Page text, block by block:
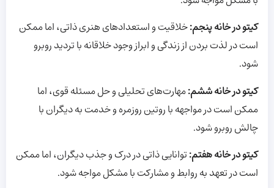
کیتو در خانه پنجم:خلاقیت و استعدادهای هنری ذاتی، اما ممکن
است در لذت بردن از زندگی و ابراز وجود خلاقانه با تردید روبرو
شود.
کیتو در خانه ششم:مهارت‌های تحلیلی و حل مسئله قوی، اما
ممکن است در مواجهه با روتین روزمره و خدمت به دیگران با
چالش روبرو شود.
کیتو در خانه هفتم:توانایی ذاتی در درک و جذب دیگران، اما ممکن
است در تعهد به روابط و مشارکت با مشکل مواجه شود.